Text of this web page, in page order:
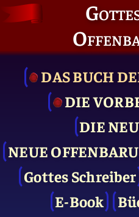
DAS BUCH
DIE
DIE
NEUE
Gottes Schreiber
E-Book